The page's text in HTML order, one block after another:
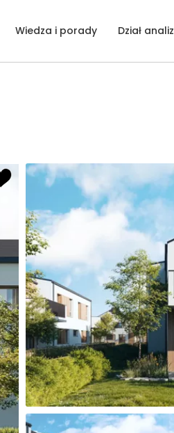
Wiedza i porady Dział analiz